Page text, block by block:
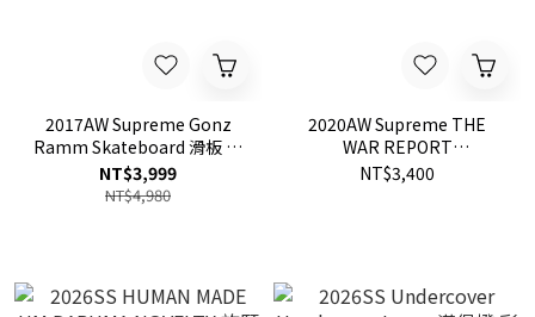
2017AW Supreme Gonz
Ramm Skateboard 滑板 現
貨
NT$3,999
NT$4,980
2020AW Supreme THE
WAR REPORT
SKATEBOARD 滑板 現貨
NT$3,400